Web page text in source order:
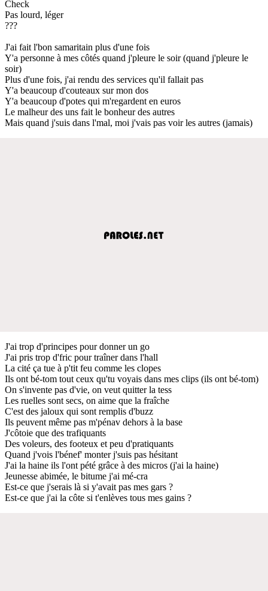
Check
Pas lourd, léger
???
J'ai fait l'bon samaritain plus d'une fois
Y'a personne à mes côtés quand j'pleure le soir (quand j'pleure le
soir)
Plus d'une fois, j'ai rendu des services qu'il fallait pas
Y'a beaucoup d'couteaux sur mon dos
Y'a beaucoup d'potes qui m'regardent en euros
Le malheur des uns fait le bonheur des autres
Mais quand j'suis dans l'mal, moi j'vais pas voir les autres (jamais)
J'ai trop d'principes pour donner un go
J'ai pris trop d'fric pour traîner dans l'hall
La cité ça tue à p'tit feu comme les clopes
Ils ont bé-tom tout ceux qu'tu voyais dans mes clips (ils ont bé-tom)
On s'invente pas d'vie, on veut quitter la tess
Les ruelles sont secs, on aime que la fraîche
C'est des jaloux qui sont remplis d'buzz
Ils peuvent même pas m'pénav dehors à la base
J'côtoie que des trafiquants
Des voleurs, des footeux et peu d'pratiquants
Quand j'vois l'bénef' monter j'suis pas hésitant
J'ai la haine ils l'ont pété grâce à des micros (j'ai la haine)
Jeunesse abimée, le bitume j'ai mé-cra
Est-ce que j'serais là si y'avait pas mes gars ?
Est-ce que j'ai la côte si t'enlèves tous mes gains ?